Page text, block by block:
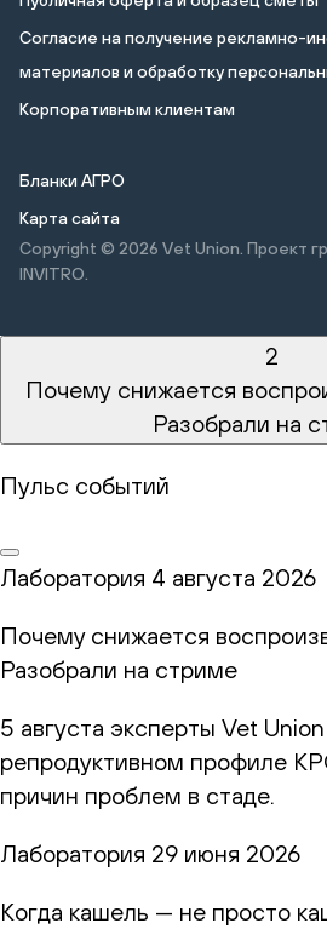
Cогласие на получение рекламно-
материалов и обработку
Корпоративным клиентам
Бланки АГРО
Карта сайта
Copyright © 2026 Vet Union. Проект
INVITRO.
2
Почему снижается
Разобрали на
Пульс событий
Лаборатория 4 августа 2026
Почему снижается
Разобрали на стриме
5 августа эксперты Vet
репродуктивном профиле
причин проблем в стаде.
Лаборатория 29 июня 2026
Когда кашель — не просто